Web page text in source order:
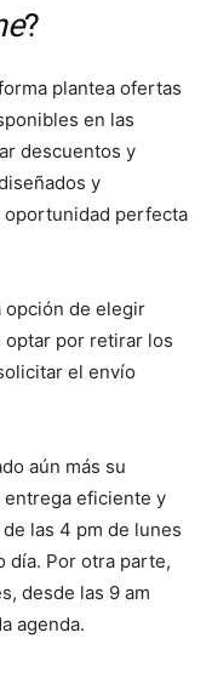
?
plantea ofertas
en las
descuentos y
y
oportunidad perfecta
opción de elegir
optar por retirar los
el envío
aún más su
eficiente y
las 4 pm de lunes
día. Por otra parte,
desde las 9 am
agenda.